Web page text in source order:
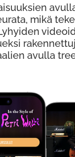
mikä
avulla